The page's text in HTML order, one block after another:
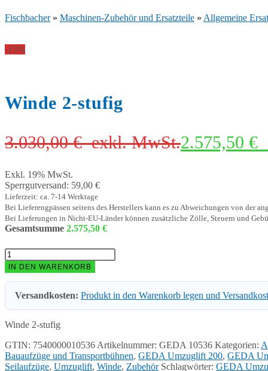
Fischbacher» Maschinen-Zubehör und Ersatzteile » Allgemeine
-15%
Winde 2-stufig
3.030,00€ exkl. MwSt.2.575,50 €
Exkl. 19% MwSt.
Sperrgutversand: 59,00 €
Lieferzeit: ca. 7-14 Werktage
Bei Lieferengpässen seitens des Herstellers kann es zu Abweichungen von der
Bei Lieferungen in Nicht-EU-Länder können zusätzliche Zölle, Steuern und
Gesamtsumme 2.575,50 €
Winde
2-
stufig
Menge
IN DEN WARENKORB
Versandkosten: Produkt in den Warenkorb legen und
Winde 2-stufig
GTIN: 7540000010536 Artikelnummer: GEDA 10536 Kategorien:
Bauaufzüge und Transportbühnen, GEDA Umzuglift 200, GEDA
Seilaufzüge, Umzuglift, Winde, Zubehör Schlagwörter: GEDA